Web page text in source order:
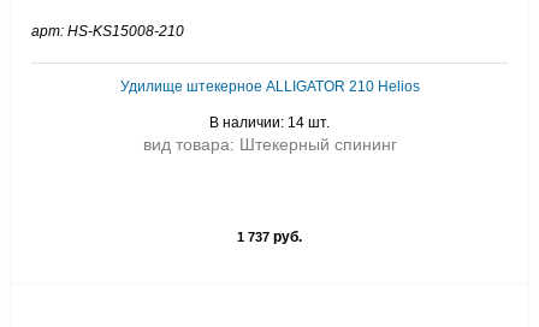
арт: HS-KS15008-210
Удилище штекерное ALLIGATOR 210 Helios
В наличии: 14 шт.
вид товара: Штекерный спининг
1 737 руб.